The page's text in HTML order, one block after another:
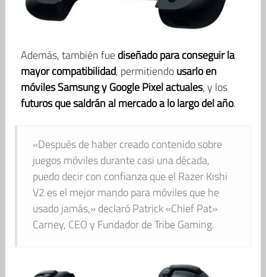
Además, también fuediseñado para conseguir la
mayor compatibilidad, permitiendousarlo en
móviles Samsung y Google Pixel actuales, y los
futuros que saldrán al mercado a lo largo del año.
«Después de haber creado contenido sobre
juegos móviles durante casi una década,
puedo decir con confianza que el Razer Kishi
V2 es el mejor mando para móviles que he
usado jamás,» declaró Patrick «Chief Pat»
Carney, CEO y Fundador de Tribe Gaming.